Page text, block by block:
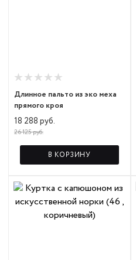
Длинное пальто из эко меха
прямого кроя
18 288 руб.
26 125 руб.
В КОРЗИНУ